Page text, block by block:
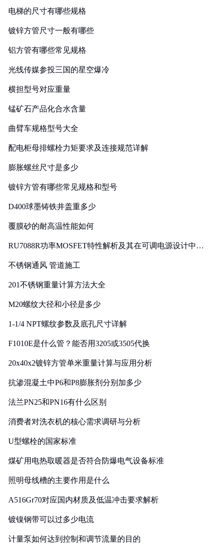
电梯的尺寸有哪些规格
镀锌方管尺寸一般有哪些
铝方管有哪些常见规格
光线传媒参投三国的星空爆冷
横担型号对应重量
锰矿石产品化合水含量
曲臂车规格型号大全
配电柜母排螺栓力矩要求及连接规范详解
膨胀螺丝尺寸是多少
镀锌方管有哪些常见规格和型号
D400球墨铸铁井盖重多少
覆膜砂的耐高温性能如何
RU7088R功率MOSFET特性解析及其在可调电源设计中的
不锈钢通风 管道施工
201不锈钢重量计算方法大全
M20螺纹大径和小径是多少
1-1/4 NPT螺纹参数及底孔尺寸详解
F1010E是什么管？能否用3205或3505代换
20x40x2镀锌方管单米重量计算与应用分析
抗渗混凝土中P6和P8膨胀剂分别加多少
法兰PN25和PN16有什么区别
消费者对洗衣机的核心需求调研与分析
U型螺栓的国家标准
煤矿用电热取暖器是否符合防爆电气设备标准
照明母线槽的主要作用是什么
A516Gr70对应国内材质及低温冲击要求解析
镀镍钢带可以过多少电流
计量泵如何达到控制和调节流量的目的